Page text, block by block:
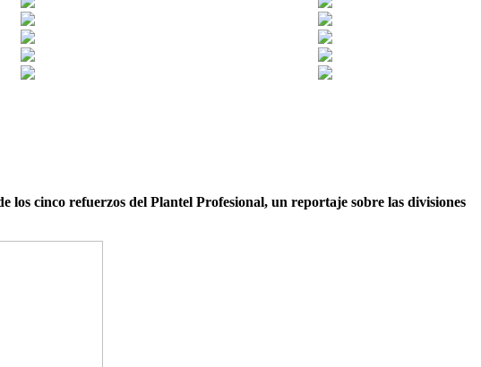
los cinco refuerzos del Plantel Profesional, un reportaje sobre las divisiones